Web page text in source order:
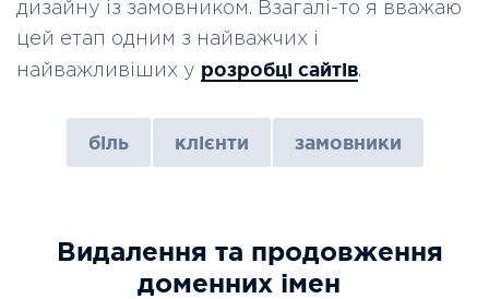
дизайну із замовником. Взагалі-то я вважаю
цей етап одним з найважчих і
найважливіших у розробці сайтів.
біль клієнти замовники
Видалення та продовження
доменних імен